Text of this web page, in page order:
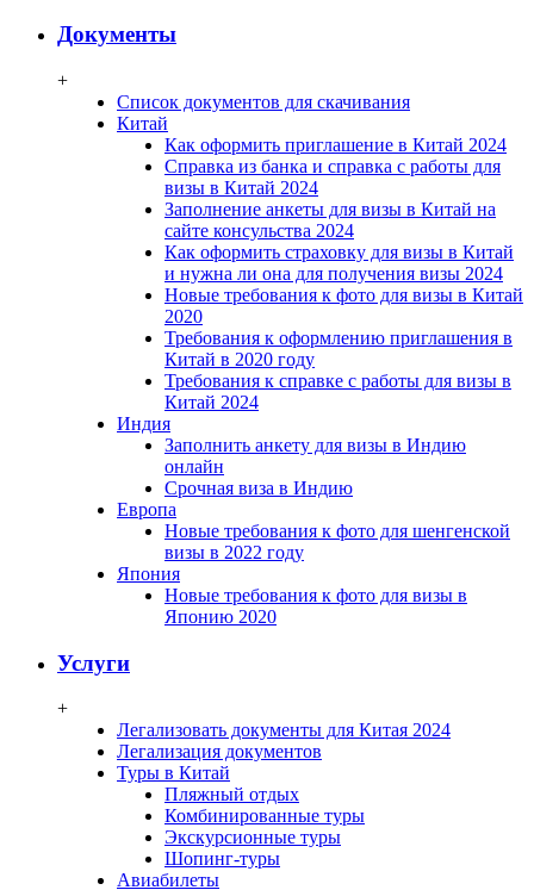
Документы
+
Список документов для скачивания
Китай
Как оформить приглашение в Китай 2024
Справка из банка и справка с работы для
визы в Китай 2024
Заполнение анкеты для визы в Китай на
сайте консульства 2024
Как оформить страховку для визы в Китай
и нужна ли она для получения визы 2024
Новые требования к фото для визы в Китай
2020
Требования к оформлению приглашения в
Китай в 2020 году
Требования к справке с работы для визы в
Китай 2024
Индия
Заполнить анкету для визы в Индию
онлайн
Срочная виза в Индию
Европа
Новые требования к фото для шенгенской
визы в 2022 году
Япония
Новые требования к фото для визы в
Японию 2020
Услуги
+
Легализовать документы для Китая 2024
Легализация документов
Туры в Китай
Пляжный отдых
Комбинированные туры
Экскурсионные туры
Шопинг-туры
Авиабилеты